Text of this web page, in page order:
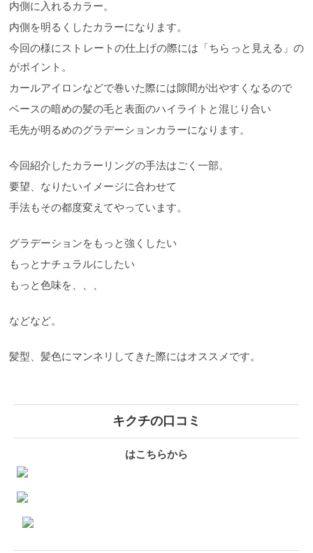
内側に入れるカラー。
内側を明るくしたカラーになります。
今回の様にストレートの仕上げの際には「ちらっと見える」の
がポイント。
カールアイロンなどで巻いた際には隙間が出やすくなるので
ベースの暗めの髪の毛と表面のハイライトと混じり合い
毛先が明るめのグラデーションカラーになります。
今回紹介したカラーリングの手法はごく一部。
要望、なりたいイメージに合わせて
手法もその都度変えてやっています。
グラデーションをもっと強くしたい
もっとナチュラルにしたい
もっと色味を、、、
などなど。
髪型、髪色にマンネリしてきた際にはオススメです。
キクチの口コミ
はこちらから